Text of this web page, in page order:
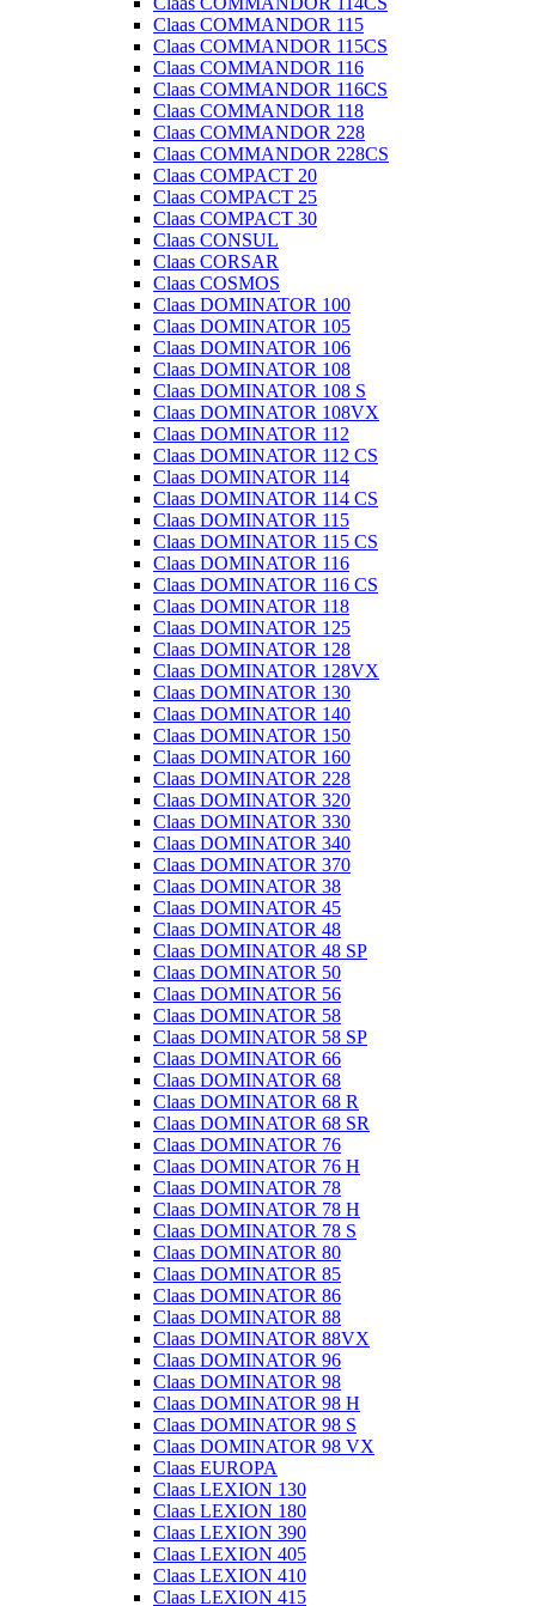
Claas COMMANDOR 115
Claas COMMANDOR 115CS
Claas COMMANDOR 116
Claas COMMANDOR 116CS
Claas COMMANDOR 118
Claas COMMANDOR 228
Claas COMMANDOR 228CS
Claas COMPACT 20
Claas COMPACT 25
Claas COMPACT 30
Claas CONSUL
Claas CORSAR
Claas COSMOS
Claas DOMINATOR 100
Claas DOMINATOR 105
Claas DOMINATOR 106
Claas DOMINATOR 108
Claas DOMINATOR 108 S
Claas DOMINATOR 108VX
Claas DOMINATOR 112
Claas DOMINATOR 112 CS
Claas DOMINATOR 114
Claas DOMINATOR 114 CS
Claas DOMINATOR 115
Claas DOMINATOR 115 CS
Claas DOMINATOR 116
Claas DOMINATOR 116 CS
Claas DOMINATOR 118
Claas DOMINATOR 125
Claas DOMINATOR 128
Claas DOMINATOR 128VX
Claas DOMINATOR 130
Claas DOMINATOR 140
Claas DOMINATOR 150
Claas DOMINATOR 160
Claas DOMINATOR 228
Claas DOMINATOR 320
Claas DOMINATOR 330
Claas DOMINATOR 340
Claas DOMINATOR 370
Claas DOMINATOR 38
Claas DOMINATOR 45
Claas DOMINATOR 48
Claas DOMINATOR 48 SP
Claas DOMINATOR 50
Claas DOMINATOR 56
Claas DOMINATOR 58
Claas DOMINATOR 58 SP
Claas DOMINATOR 66
Claas DOMINATOR 68
Claas DOMINATOR 68 R
Claas DOMINATOR 68 SR
Claas DOMINATOR 76
Claas DOMINATOR 76 H
Claas DOMINATOR 78
Claas DOMINATOR 78 H
Claas DOMINATOR 78 S
Claas DOMINATOR 80
Claas DOMINATOR 85
Claas DOMINATOR 86
Claas DOMINATOR 88
Claas DOMINATOR 88VX
Claas DOMINATOR 96
Claas DOMINATOR 98
Claas DOMINATOR 98 H
Claas DOMINATOR 98 S
Claas DOMINATOR 98 VX
Claas EUROPA
Claas LEXION 130
Claas LEXION 180
Claas LEXION 390
Claas LEXION 405
Claas LEXION 410
Claas LEXION 415